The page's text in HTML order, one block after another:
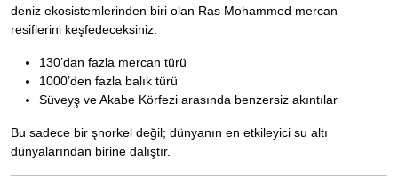
deniz ekosistemlerinden biri olan Ras Mohammed mercan
resiflerini keşfedeceksiniz:
130’dan fazla mercan türü
1000’den fazla balık türü
Süveyş ve Akabe Körfezi arasında benzersiz akıntılar
Bu sadece bir şnorkel değil; dünyanın en etkileyici su altı
dünyalarından birine dalıştır.